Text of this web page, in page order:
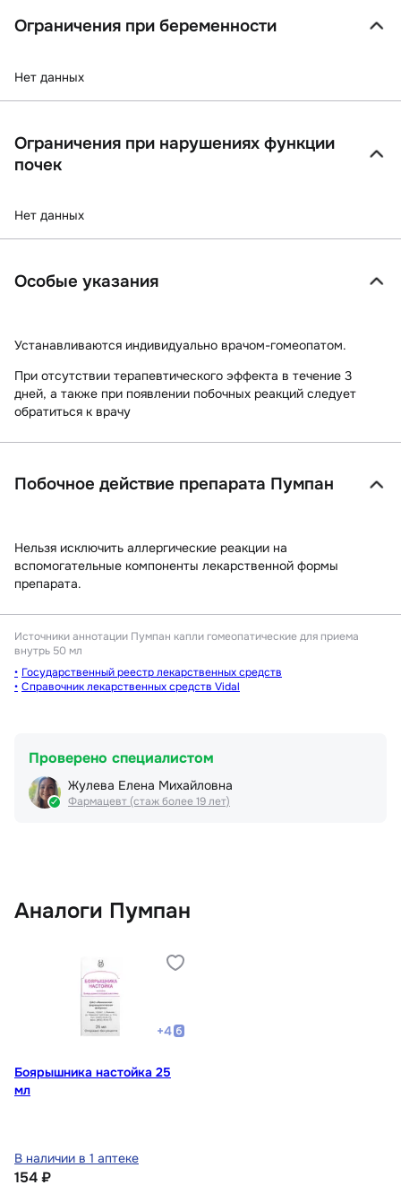
Ограничения при беременности
Нет данных
Ограничения при нарушениях функции
почек
Нет данных
Особые указания
Устанавливаются индивидуально врачом-гомеопатом.
При отсутствии терапевтического эффекта в течение 3
дней, а также при появлении побочных реакций следует
обратиться к врачу
Побочное действие препарата Пумпан
Нельзя исключить аллергические реакции на
вспомогательные компоненты лекарственной формы
препарата.
Источники аннотации Пумпан капли гомеопатические для приема
внутрь 50 мл
Государственный реестр лекарственных средств
Справочник лекарственных средств Vidal
Проверено специалистом
Жулева Елена Михайловна
Фармацевт (стаж более 19 лет)
Аналоги Пумпан
+4
Боярышника настойка 25
мл
В наличии в 1 аптеке
154 ₽